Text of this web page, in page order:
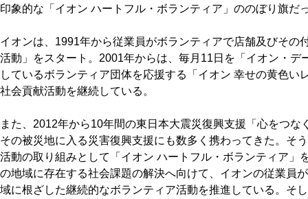
印象的な「イオン ハートフル・ボランティア」ののぼり旗だ
イオンは、1991年から従業員がボランティアで店舗及びその
活動」をスタート。2001年からは、毎月11日を「イオン・デ
しているボランティア団体を応援する「イオン 幸せの黄色い
社会貢献活動を継続している。
また、2012年から10年間の東日本大震災復興支援「心をつ
その被災地に入る災害復興支援にも数多く携わってきた。そ
活動の取り組みとして「イオン ハートフル・ボランティア」
の地域に存在する社会課題の解決へ向けて、イオンの従業員
域に根ざした継続的なボランティア活動を推進している。そ